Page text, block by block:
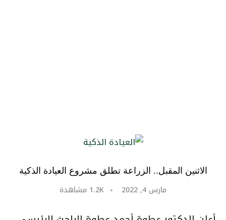
الاثنين المقبل.. الزراعة تطلق مشروع العيادة الذكية
مارس 4, 2022 1.2K مشاهدة